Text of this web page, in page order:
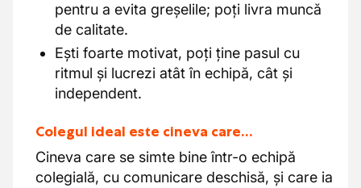
pentru a evita greșelile; poți livra muncă
de calitate.
Ești foarte motivat, poți ține pasul cu
ritmul și lucrezi atât în echipă, cât și
independent.
Colegul ideal este cineva care…
Cineva care se simte bine într-o echipă
colegială, cu comunicare deschisă, și care ia